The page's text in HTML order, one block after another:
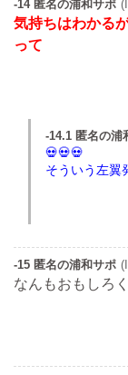
-14 匿名の浦和サポ
気持ちはわかる
って
-14.1 匿名の浦
そういう左翼
-15 匿名の浦和サポ
なんもおもしろ